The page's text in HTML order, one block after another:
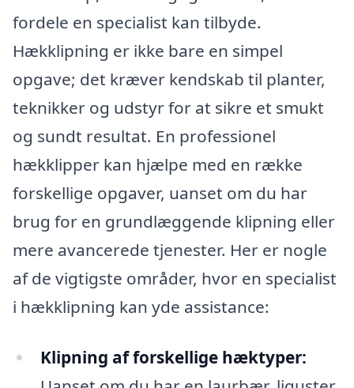
fordele en specialist kan tilbyde.
Hækklipning er ikke bare en simpel
opgave; det kræver kendskab til planter,
teknikker og udstyr for at sikre et smukt
og sundt resultat. En professionel
hækklipper kan hjælpe med en række
forskellige opgaver, uanset om du har
brug for en grundlæggende klipning eller
mere avancerede tjenester. Her er nogle
af de vigtigste områder, hvor en specialist
i hækklipning kan yde assistance:
Klipning af forskellige hæktyper: